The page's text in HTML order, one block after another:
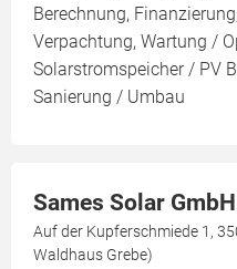
Berechnung,
Verpachtung, Wartung /
Solarstromspeicher / PV
Sanierung / Umbau
Sames Solar GmbH
Auf der Kupferschmiede 1,
Waldhaus Grebe)